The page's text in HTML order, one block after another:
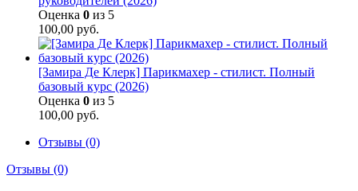
Оценка 0 из 5
100,00 руб.
[Замира Де Клерк] Парикмахер - стилист. Полный
базовый курс (2026)
Оценка 0 из 5
100,00 руб.
Отзывы (0)
Отзывы (0)